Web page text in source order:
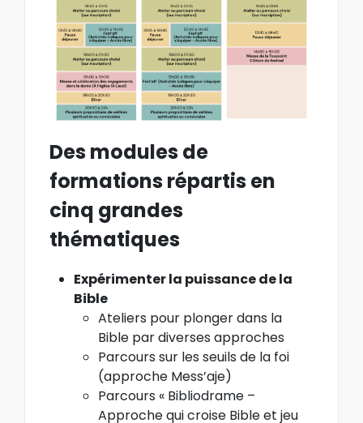
Des modules de
formations répartis en
cinq grandes
thématiques
Expérimenter la puissance de la
Bible
Ateliers pour plonger dans la
Bible par diverses approches
Parcours sur les seuils de la foi
(approche Mess’aje)
Parcours « Bibliodrame –
Approche qui croise Bible et jeu